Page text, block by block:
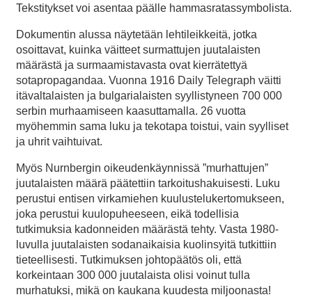
Tekstitykset voi asentaa päälle hammasratassymbolista.
Dokumentin alussa näytetään lehtileikkeitä, jotka
osoittavat, kuinka väitteet surmattujen juutalaisten
määrästä ja surmaamistavasta ovat kierrätettyä
sotapropagandaa. Vuonna 1916 Daily Telegraph väitti
itävaltalaisten ja bulgarialaisten syyllistyneen 700 000
serbin murhaamiseen kaasuttamalla. 26 vuotta
myöhemmin sama luku ja tekotapa toistui, vain syylliset
ja uhrit vaihtuivat.
Myös Nurnbergin oikeudenkäynnissä ”murhattujen”
juutalaisten määrä päätettiin tarkoitushakuisesti. Luku
perustui entisen virkamiehen kuulustelukertomukseen,
joka perustui kuulopuheeseen, eikä todellisia
tutkimuksia kadonneiden määrästä tehty. Vasta 1980-
luvulla juutalaisten sodanaikaisia kuolinsyitä tutkittiin
tieteellisesti. Tutkimuksen johtopäätös oli, että
korkeintaan 300 000 juutalaista olisi voinut tulla
murhatuksi, mikä on kaukana kuudesta miljoonasta!